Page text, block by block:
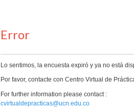
Error
Lo sentimos, la encuesta expiró y ya no está
Por favor, contacte con Centro Virtual de
For further information please contact :
cvirtualdepracticas@ucn.edu.co